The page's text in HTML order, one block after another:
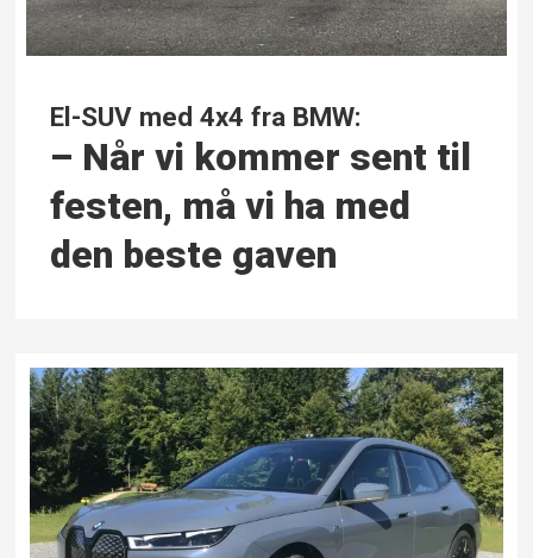
El-SUV med 4x4 fra BMW:
– Når vi kommer sent til
festen, må vi ha med
den beste gaven